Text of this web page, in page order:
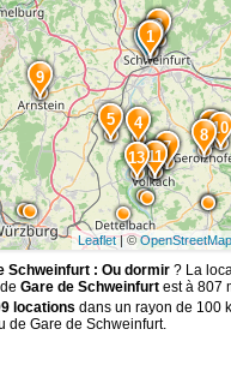
1312
11
10
9
8
7
6
5 4
3
2
1
Leaflet| ©
Schweinfurt : Ou dormir? La
Gare de Schweinfurtest à 807
locations dans un rayon de 100
de Gare de Schweinfurt.